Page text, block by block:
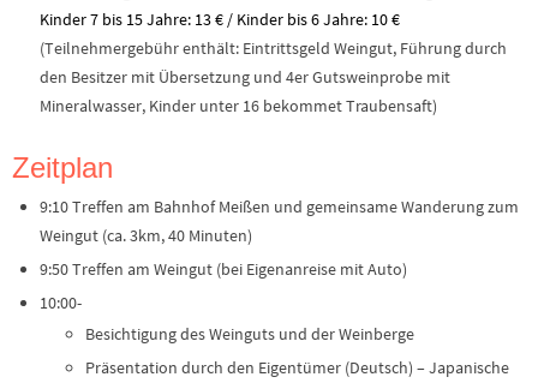
Kinder 7 bis 15 Jahre: 13 € / Kinder bis 6 Jahre: 10 €
(Teilnehmergebühr enthält: Eintrittsgeld Weingut, Führung durch
den Besitzer mit Übersetzung und 4er Gutsweinprobe mit
Mineralwasser, Kinder unter 16 bekommet Traubensaft)
Zeitplan
9:10 Treffen am Bahnhof Meißen und gemeinsame Wanderung zum
Weingut (ca. 3km, 40 Minuten)
9:50 Treffen am Weingut (bei Eigenanreise mit Auto)
10:00-
Besichtigung des Weinguts und der Weinberge
Präsentation durch den Eigentümer (Deutsch) – Japanische